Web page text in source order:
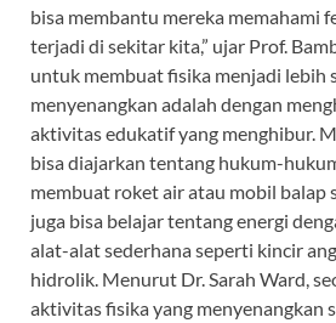
bisa membantu mereka memahami
terjadi di sekitar kita,” ujar Prof.
untuk membuat fisika menjadi lebih
menyenangkan adalah dengan
aktivitas edukatif yang menghibur.
bisa diajarkan tentang hukum-
membuat roket air atau mobil balap
juga bisa belajar tentang energi
alat-alat sederhana seperti kincir
hidrolik. Menurut Dr. Sarah Ward,
aktivitas fisika yang menyenangkan